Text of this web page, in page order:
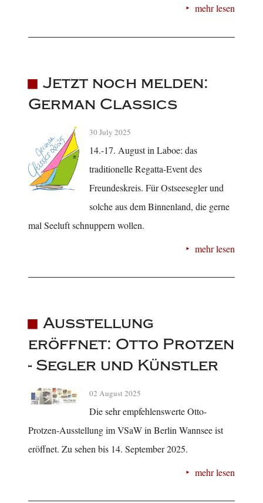
mehr lesen
Jetzt noch melden:
German Classics
30 July 2025
14.-17. August in Laboe: das
traditionelle Regatta-Event des
Freundeskreis. Für Ostseesegler und
solche aus dem Binnenland, die gerne
mal Seeluft schnuppern wollen.
mehr lesen
Ausstellung
eröffnet: Otto Protzen
- Segler und Künstler
02 August 2025
Die sehr empfehlenswerte Otto-
Protzen-Ausstellung im VSaW in Berlin Wannsee ist
eröffnet. Zu sehen bis 14. September 2025.
mehr lesen